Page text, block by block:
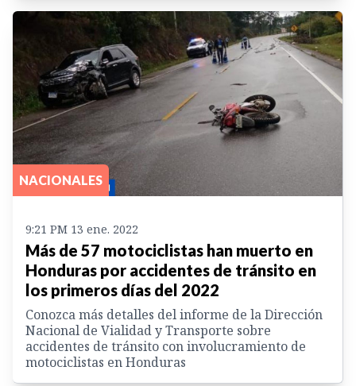
NACIONALES
9:21 PM 13 ene. 2022
Más de 57 motociclistas han muerto en
Honduras por accidentes de tránsito en
los primeros días del 2022
Conozca más detalles del informe de la Dirección
Nacional de Vialidad y Transporte sobre
accidentes de tránsito con involucramiento de
motociclistas en Honduras